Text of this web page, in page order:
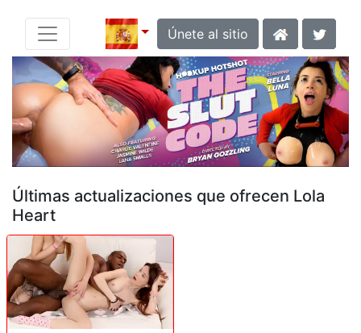
Únete al sitio
Últimas actualizaciones que ofrecen Lola
Heart